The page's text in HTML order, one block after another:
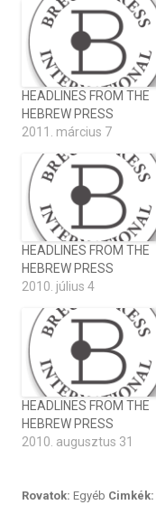
HEADLINES FROM THE
HEBREW PRESS
2011. március 7
HEADLINES FROM THE
HEBREW PRESS
2010. július 4
HEADLINES FROM THE
HEBREW PRESS
2010. augusztus 31
Rovatok: Egyéb Cimkék: